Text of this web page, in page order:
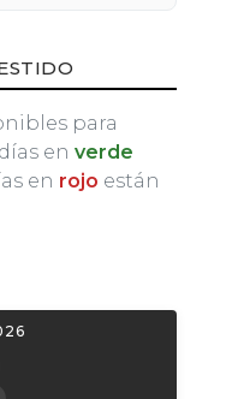
para
en verde
en rojo están